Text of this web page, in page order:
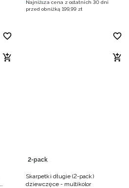
Najniższa cena z ostatnich 30 dni
przed obniżką 199,99 zł
2-pack
Skarpetki długie (2-pack)
dziewczęce - multikolor